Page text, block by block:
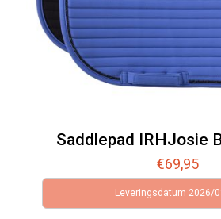
Saddlepad IRHJosie
€69,95
Leveringsdatum 2026/